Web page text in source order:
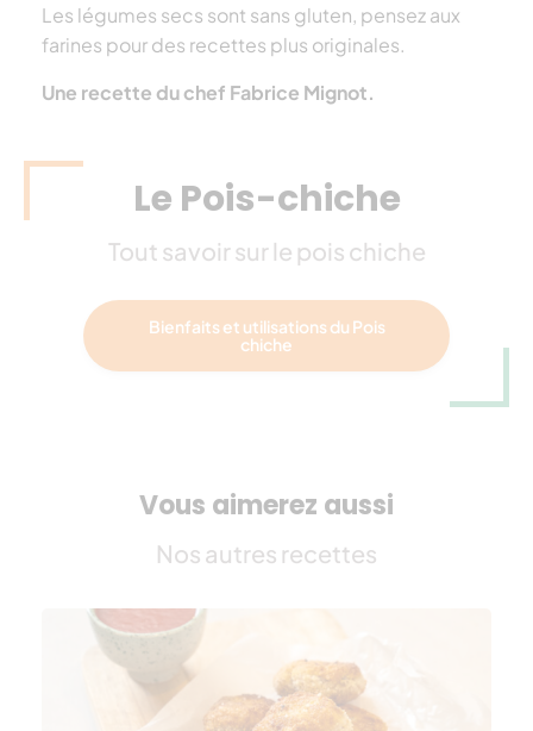
Les légumes secs sont sans gluten, pensez aux
farines pour des recettes plus originales.
Une recette du chef Fabrice Mignot.
Le Pois-chiche
Tout savoir sur le pois chiche
Bienfaits et utilisations du Pois
chiche
Vous aimerez aussi
Nos autres recettes